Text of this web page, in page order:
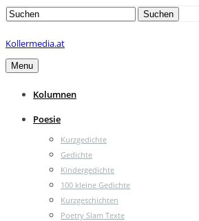
Search
Suchen
Kollermedia.at
Menu
Kolumnen
Poesie
Kurzgedichte
Gedichte
Kindergedichte
100 kleine Gedichte
Kurzgeschichten
Poetry Slam Texte